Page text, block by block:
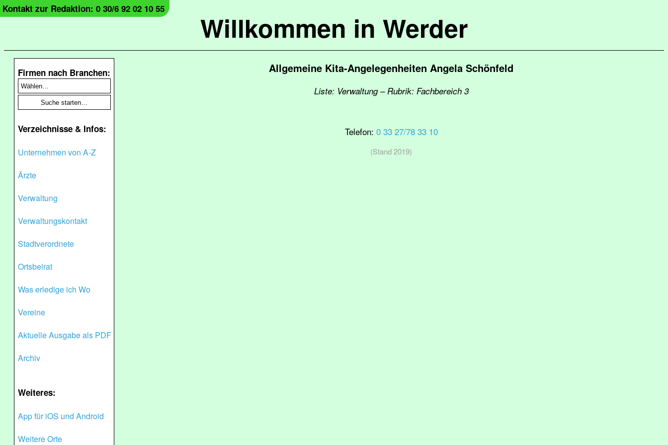
Willkommen in Werder
Kontakt zur Redaktion: 0 30/6 92 02 10 55
Firmen nach Branchen:
Verzeichnisse & Infos:
Unternehmen von A-Z
Ärzte
Verwaltung
Verwaltungskontakt
Stadtverordnete
Ortsbeirat
Was erledige ich Wo
Vereine
Aktuelle Ausgabe als PDF
Archiv
Weiteres:
App für iOS und Android
Weitere Orte
Allgemeine Kita-Angelegenheiten Angela Schönfeld
Liste: Verwaltung – Rubrik: Fachbereich 3
Telefon: 0 33 27/78 33 10
(Stand 2019)